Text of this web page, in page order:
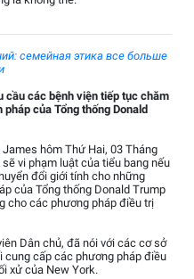
семейная этика все больше
cầu các bệnh viện tiếp tục chăm
của Tổng thống Donald
hôm Thứ Hai, 03 Tháng
vi phạm luật của tiểu bang nếu
đổi giới tính cho những
của Tổng thống Donald Trump
cho các phương pháp điều trị
Dân chủ, đã nói với các cơ sở
cấp các phương pháp điều
xử của New York.